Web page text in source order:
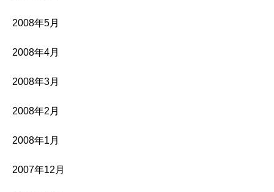
2008年5月
2008年4月
2008年3月
2008年2月
2008年1月
2007年12月